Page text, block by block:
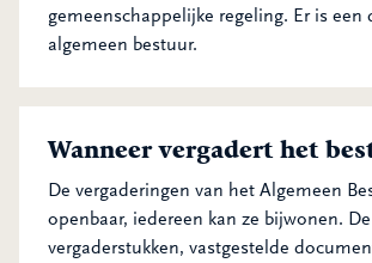
gemeenschappelijke regeling. Er is een
algemeen bestuur.
Wanneer vergadert het
De vergaderingen van het Algemeen
openbaar, iedereen kan ze bijwonen. De
vergaderstukken, vastgestelde